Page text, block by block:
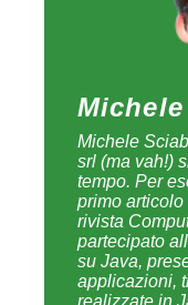
Programming,
conferenza
alcune delle
inoltre scritto
lavorare a
dipendente di
peripezie si
di Fatwire...
scrive sul suo
uno dei più